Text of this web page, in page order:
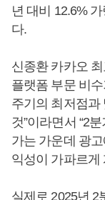
년 대비 12.6%
다.
신종환 카카오
플랫폼 부문 비
주기의 최저점과
것”이라면서 “2
가는 가운데 광
익성이 가파르게
실제로 2025년 2